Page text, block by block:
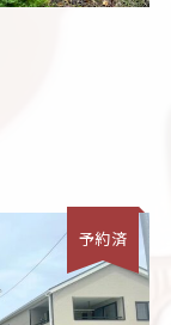
予約済